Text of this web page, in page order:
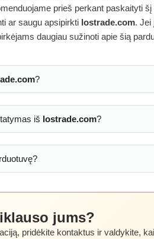
prieš perkant paskaityti šį
ar saugu apsipirkti lostrade.com. Jei
daugiau sužinoti apie šią
?
iš lostrade.com?
jums?
pridėkite kontaktus ir valdykite,